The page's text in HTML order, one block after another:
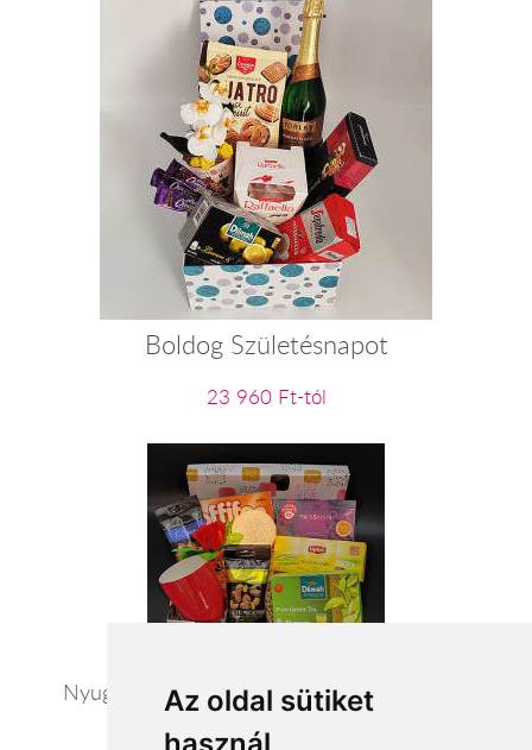
Az oldal sütiket
Boldog Születésnapot
23 960 Ft-tól
Nyugalom szigete - exkluzív ajándék csomag
20 440 Ft-tól